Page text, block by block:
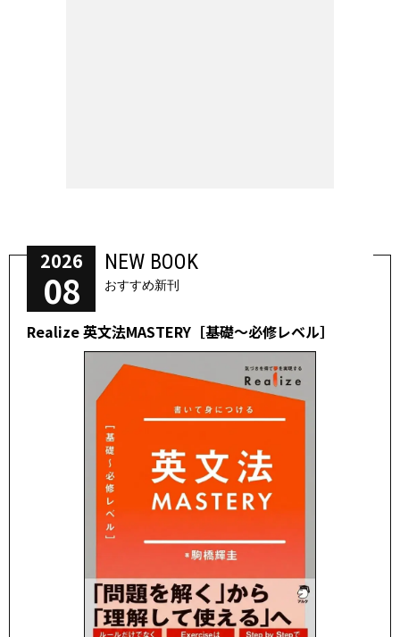
2026
08
NEW BOOK
おすすめ新刊
Realize 英文法MASTERY［基礎～必修レベル］